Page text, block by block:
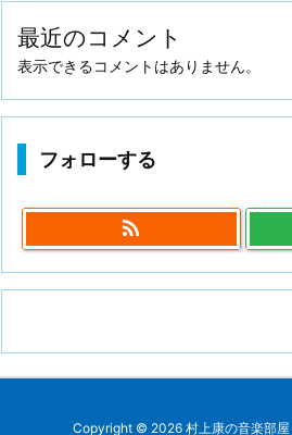
最近のコメント
表示できるコメントはありません。
フォローする

Copyright © 2026 村上康の音楽部屋